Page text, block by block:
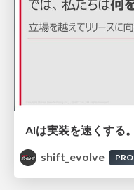
shift_evolve
PRO